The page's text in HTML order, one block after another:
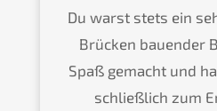
Du warst stets ein
Brücken bauen­der
Spaß gemacht und
schließ­lich zum